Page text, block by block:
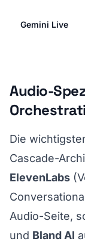
Gemini Live
Audio-
Die
Cascade-
ElevenLabs
Audio-Seite,
und Bland AI